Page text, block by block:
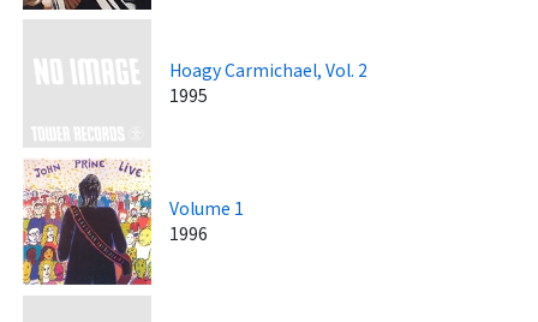
Hoagy Carmichael, Vol. 2
1995
Volume 1
1996